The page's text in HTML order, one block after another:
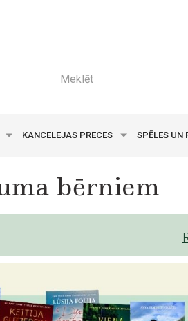
KANCELEJAS PRECES SPĒLES UN
bērniem